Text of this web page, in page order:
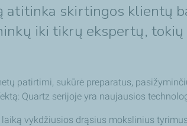
atitinka skirtingos klientų
iki tikrų ekspertų,
patirtimi, sukūrė preparatus,
Quartz serijoje yra naujausios
vykdžiusios drąsius mokslinius